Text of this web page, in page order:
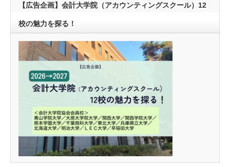
【広告企画】会計大学院（アカウンティングスクール）12
校の魅力を探る！